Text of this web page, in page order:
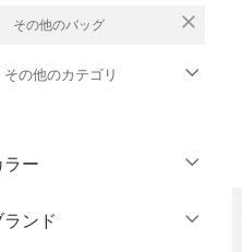
その他のバッグ close
その他のカテゴリ
ジャケット・アウター
パンツ
ラー
ランド